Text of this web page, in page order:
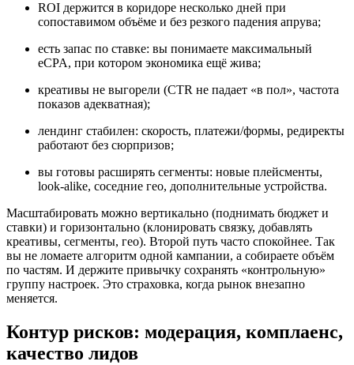
ROI держится в коридоре несколько дней при
сопоставимом объёме и без резкого падения апрува;
есть запас по ставке: вы понимаете максимальный
eCPA, при котором экономика ещё жива;
креативы не выгорели (CTR не падает «в пол», частота
показов адекватная);
лендинг стабилен: скорость, платежи/формы, редиректы
работают без сюрпризов;
вы готовы расширять сегменты: новые плейсменты,
look‑alike, соседние гео, дополнительные устройства.
Масштабировать можно вертикально (поднимать бюджет и
ставки) и горизонтально (клонировать связку, добавлять
креативы, сегменты, гео). Второй путь часто спокойнее. Так
вы не ломаете алгоритм одной кампании, а собираете объём
по частям. И держите привычку сохранять «контрольную»
группу настроек. Это страховка, когда рынок внезапно
меняется.
Контур рисков: модерация, комплаенс,
качество лидов